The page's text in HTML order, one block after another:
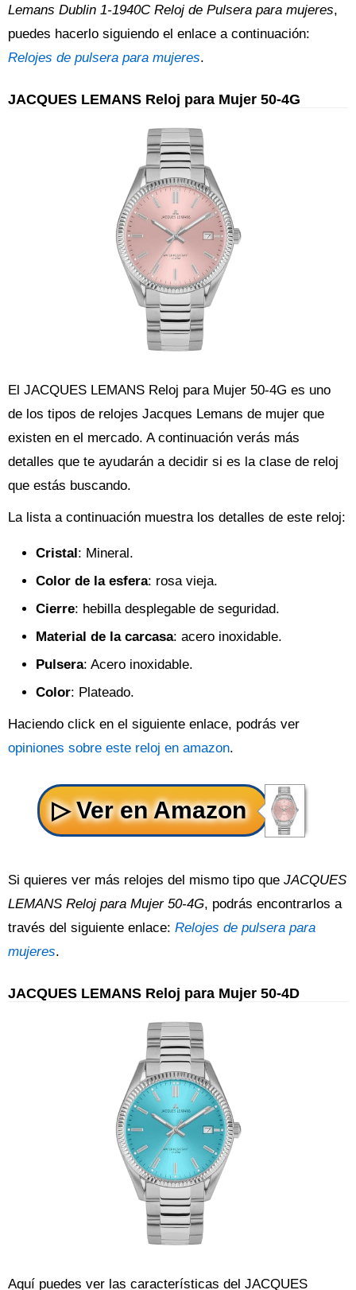
Lemans Dublin 1-1940C Reloj de Pulsera para mujeres,
puedes hacerlo siguiendo el enlace a continuación:
Relojes de pulsera para mujeres.
JACQUES LEMANS Reloj para Mujer 50-4G
El JACQUES LEMANS Reloj para Mujer 50-4G es uno
de los tipos de relojes Jacques Lemans de mujer que
existen en el mercado. A continuación verás más
detalles que te ayudarán a decidir si es la clase de reloj
que estás buscando.
La lista a continuación muestra los detalles de este reloj:
Cristal: Mineral.
Color de la esfera: rosa vieja.
Cierre: hebilla desplegable de seguridad.
Material de la carcasa: acero inoxidable.
Pulsera: Acero inoxidable.
Color: Plateado.
Haciendo click en el siguiente enlace, podrás ver
opiniones sobre este reloj en amazon.
Si quieres ver más relojes del mismo tipo que JACQUES
LEMANS Reloj para Mujer 50-4G, podrás encontrarlos a
través del siguiente enlace: Relojes de pulsera para
mujeres.
JACQUES LEMANS Reloj para Mujer 50-4D
Aquí puedes ver las características del JACQUES